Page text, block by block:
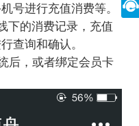
号进行充值消费等。
下的消费记录，充值
查询和确认。
后，或者绑定会员卡